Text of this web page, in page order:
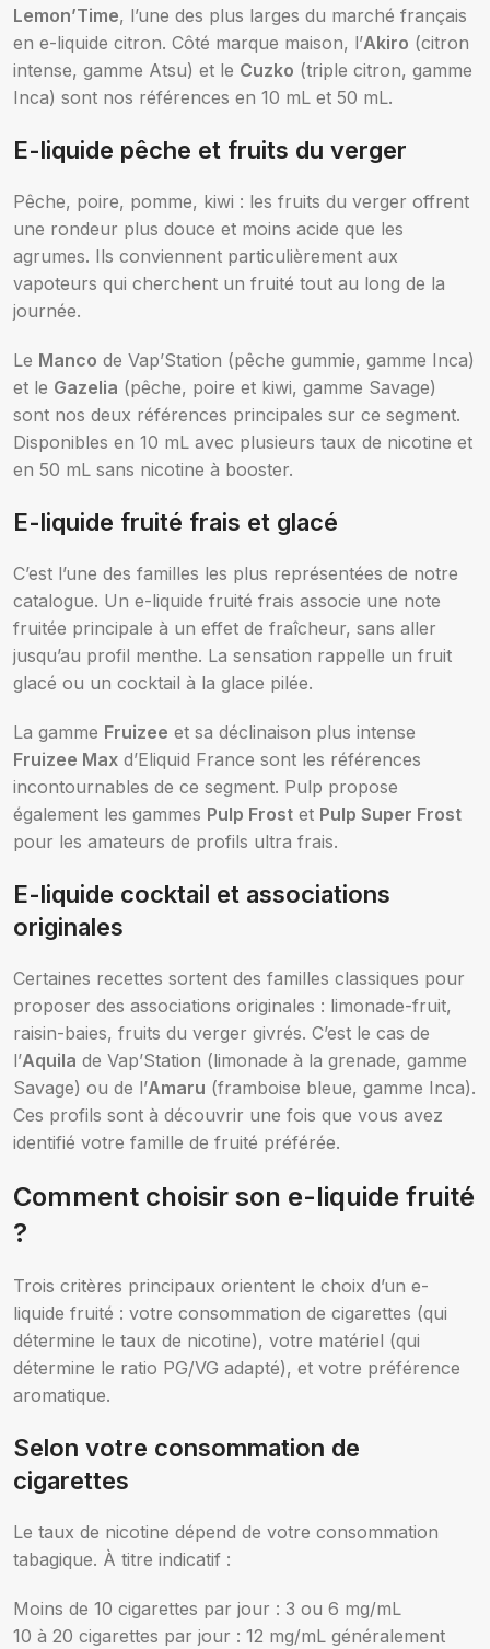
Lemon’Time, l’une des plus larges du marché français
en e-liquide citron. Côté marque maison, l’Akiro (citron
intense, gamme Atsu) et le Cuzko (triple citron, gamme
Inca) sont nos références en 10 mL et 50 mL.
E-liquide pêche et fruits du verger
Pêche, poire, pomme, kiwi : les fruits du verger offrent
une rondeur plus douce et moins acide que les
agrumes. Ils conviennent particulièrement aux
vapoteurs qui cherchent un fruité tout au long de la
journée.
Le Manco de Vap’Station (pêche gummie, gamme Inca)
et le Gazelia (pêche, poire et kiwi, gamme Savage)
sont nos deux références principales sur ce segment.
Disponibles en 10 mL avec plusieurs taux de nicotine et
en 50 mL sans nicotine à booster.
E-liquide fruité frais et glacé
C’est l’une des familles les plus représentées de notre
catalogue. Un e-liquide fruité frais associe une note
fruitée principale à un effet de fraîcheur, sans aller
jusqu’au profil menthe. La sensation rappelle un fruit
glacé ou un cocktail à la glace pilée.
La gamme Fruizee et sa déclinaison plus intense
Fruizee Max d’Eliquid France sont les références
incontournables de ce segment. Pulp propose
également les gammes Pulp Frost et Pulp Super Frost
pour les amateurs de profils ultra frais.
E-liquide cocktail et associations
originales
Certaines recettes sortent des familles classiques pour
proposer des associations originales : limonade-fruit,
raisin-baies, fruits du verger givrés. C’est le cas de
l’Aquila de Vap’Station (limonade à la grenade, gamme
Savage) ou de l’Amaru (framboise bleue, gamme Inca).
Ces profils sont à découvrir une fois que vous avez
identifié votre famille de fruité préférée.
Comment choisir son e-liquide fruité
?
Trois critères principaux orientent le choix d’un e-
liquide fruité : votre consommation de cigarettes (qui
détermine le taux de nicotine), votre matériel (qui
détermine le ratio PG/VG adapté), et votre préférence
aromatique.
Selon votre consommation de
cigarettes
Le taux de nicotine dépend de votre consommation
tabagique. À titre indicatif :
Moins de 10 cigarettes par jour : 3 ou 6 mg/mL
10 à 20 cigarettes par jour : 12 mg/mL généralement